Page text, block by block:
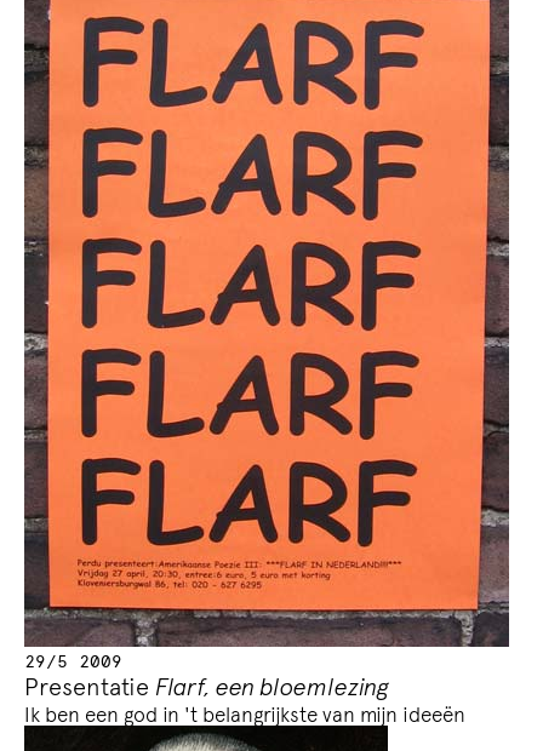
29/5 2009
Presentatie Flarf, een bloemlezing
Ik ben een god in 't belangrijkste van mijn ideeën